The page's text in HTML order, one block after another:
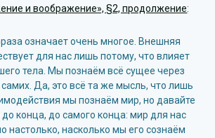
и воображение», §2, продолжение:
означает очень многое. Внешняя
для нас лишь потому, что влияет
тела. Мы познаём всё сущее через
Да, это всё та же мысль, что лишь
мы познаём мир, но давайте
конца, до самого конца: мир для нас
настолько, насколько мы его сознаём